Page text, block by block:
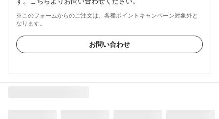
※このフォームからのご注文は、各種ポイントキャンペーン対象外と
なります。
お問い合わせ